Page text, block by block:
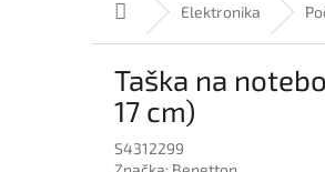
DomovElektronika
Taška na
17 cm)
S4312299